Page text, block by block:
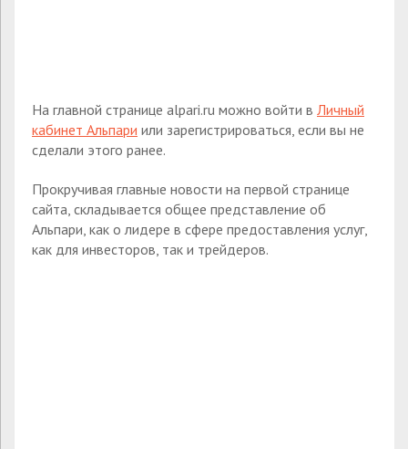
На главной странице alpari.ru можно войти в Личный
кабинет Альпари или зарегистрироваться, если вы не
сделали этого ранее.
Прокручивая главные новости на первой странице
сайта, складывается общее представление об
Альпари, как о лидере в сфере предоставления услуг,
как для инвесторов, так и трейдеров.